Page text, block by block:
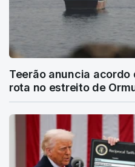
Teerão anuncia acordo
rota no estreito de